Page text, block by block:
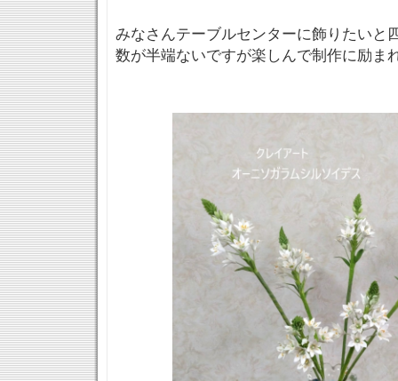
みなさんテーブルセンターに飾りたいと
数が半端ないですが楽しんで制作に励ま